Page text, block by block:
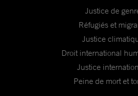
Justice de
Réfugiés et
Justice
Droit international
Justice
Peine de mort et